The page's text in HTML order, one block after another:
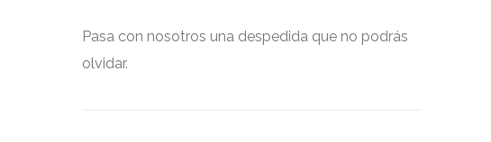
Pasa con nosotros una despedida que no podrás
olvidar.